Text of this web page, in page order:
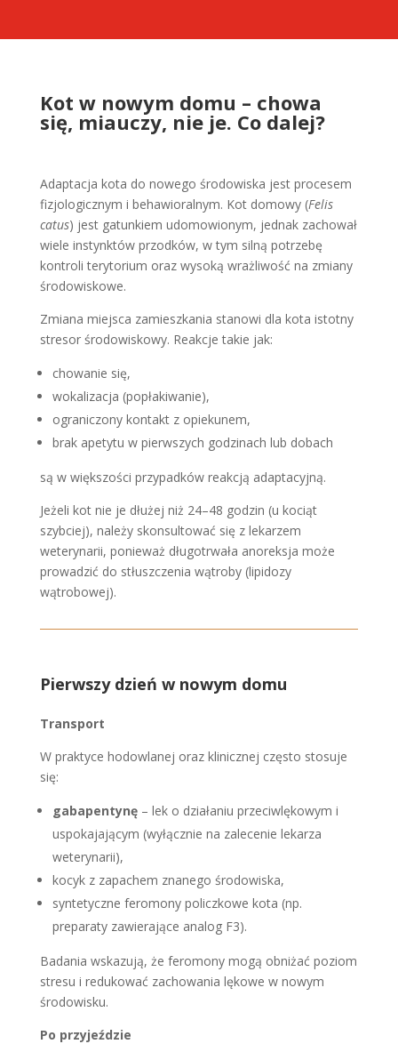
Kot w nowym domu – chowa
się, miauczy, nie je. Co dalej?
Adaptacja kota do nowego środowiska jest procesem
fizjologicznym i behawioralnym. Kot domowy (Felis
catus) jest gatunkiem udomowionym, jednak zachował
wiele instynktów przodków, w tym silną potrzebę
kontroli terytorium oraz wysoką wrażliwość na zmiany
środowiskowe.
Zmiana miejsca zamieszkania stanowi dla kota istotny
stresor środowiskowy. Reakcje takie jak:
chowanie się,
wokalizacja (popłakiwanie),
ograniczony kontakt z opiekunem,
brak apetytu w pierwszych godzinach lub dobach
są w większości przypadków reakcją adaptacyjną.
Jeżeli kot nie je dłużej niż 24–48 godzin (u kociąt
szybciej), należy skonsultować się z lekarzem
weterynarii, ponieważ długotrwała anoreksja może
prowadzić do stłuszczenia wątroby (lipidozy
wątrobowej).
Pierwszy dzień w nowym domu
Transport
W praktyce hodowlanej oraz klinicznej często stosuje
się:
gabapentynę– lek o działaniu przeciwlękowym i
uspokajającym (wyłącznie na zalecenie lekarza
weterynarii),
kocyk z zapachem znanego środowiska,
syntetyczne feromony policzkowe kota (np.
preparaty zawierające analog F3).
Badania wskazują, że feromony mogą obniżać poziom
stresu i redukować zachowania lękowe w nowym
środowisku.
Po przyjeździe